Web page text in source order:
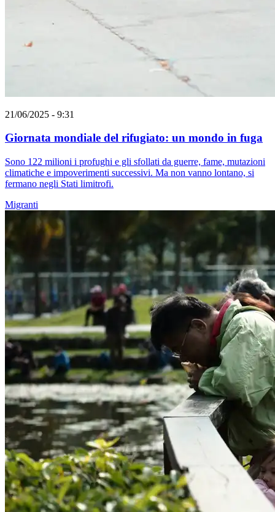
21/06/2025 - 9:31
Giornata mondiale del rifugiato: un mondo in fuga
Sono 122 milioni i profughi e gli sfollati da guerre, fame, mutazioni
climatiche e impoverimenti successivi. Ma non vanno lontano, si
fermano negli Stati limitrofi.
Migranti